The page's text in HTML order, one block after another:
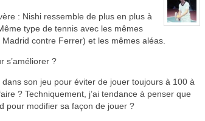
: Nishi ressemble de plus en plus à
type de tennis avec les mêmes
contre Ferrer) et les mêmes aléas.
s’améliorer ?
son jeu pour éviter de jouer toujours à 100 à
? Techniquement, j’ai tendance à penser que
pour modifier sa façon de jouer ?